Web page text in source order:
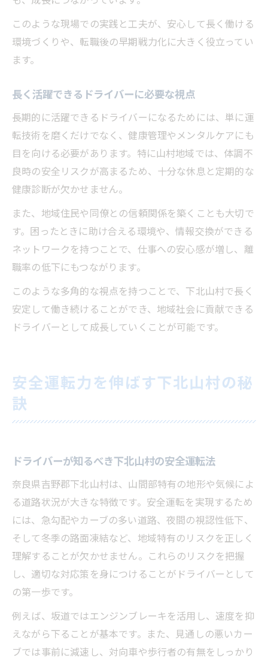
このような現場での実践と工夫が、安心して長く働ける
環境づくりや、転職後の早期戦力化に大きく役立ってい
ます。
長く活躍できるドライバーに必要な視点
長期的に活躍できるドライバーになるためには、単に運
転技術を磨くだけでなく、健康管理やメンタルケアにも
目を向ける必要があります。特に山村地域では、体調不
良時の安全リスクが高まるため、十分な休息と定期的な
健康診断が欠かせません。
また、地域住民や同僚との信頼関係を築くことも大切で
す。困ったときに助け合える環境や、情報交換ができる
ネットワークを持つことで、仕事への安心感が増し、離
職率の低下にもつながります。
このような多角的な視点を持つことで、下北山村で長く
安定して働き続けることができ、地域社会に貢献できる
ドライバーとして成長していくことが可能です。
安全運転力を伸ばす下北山村の秘
訣
ドライバーが知るべき下北山村の安全運転法
奈良県吉野郡下北山村は、山間部特有の地形や気候によ
る道路状況が大きな特徴です。安全運転を実現するため
には、急勾配やカーブの多い道路、夜間の視認性低下、
そして冬季の路面凍結など、地域特有のリスクを正しく
理解することが欠かせません。これらのリスクを把握
し、適切な対応策を身につけることがドライバーとして
の第一歩です。
例えば、坂道ではエンジンブレーキを活用し、速度を抑
えながら下ることが基本です。また、見通しの悪いカー
ブでは事前に減速し、対向車や歩行者の有無をしっかり